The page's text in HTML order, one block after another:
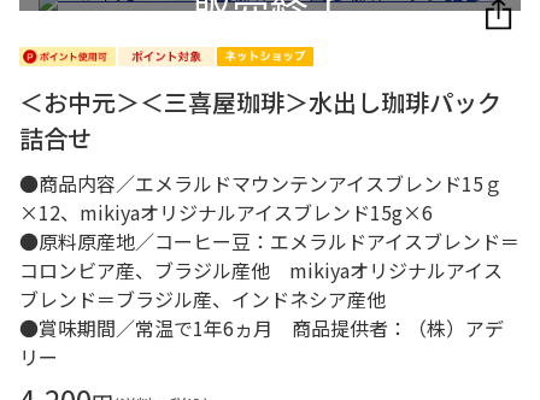
＜お中元＞＜三喜屋珈琲＞水出し珈琲パック
詰合せ
●商品内容／エメラルドマウンテンアイスブレンド15ｇ
×12、mikiyaオリジナルアイスブレンド15g×6
●原料原産地／コーヒー豆：エメラルドアイスブレンド＝
コロンビア産、ブラジル産他 mikiyaオリジナルアイス
ブレンド＝ブラジル産、インドネシア産他
●賞味期間／常温で1年6ヵ月 商品提供者：（株）アデ
リー